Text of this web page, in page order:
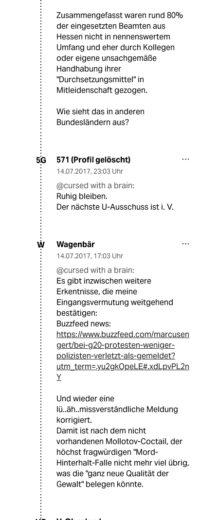
Zusammengefasst waren rund 80%
der eingesetzten Beamten aus
Hessen nicht in nennenswertem
Umfang und eher durch Kollegen
oder eigene unsachgemäße
Handhabung ihrer
"Durchsetzungsmittel" in
Mitleidenschaft gezogen.
Wie sieht das in anderen
Bundesländern aus?
5G 571 (Profil gelöscht)
14.07.2017, 23:03 Uhr
@cursed with a brain:
Ruhig bleiben.
Der nächste U-Ausschuss ist i. V.
W Wagenbär
14.07.2017, 17:03 Uhr
@cursed with a brain:
Es gibt inzwischen weitere
Erkentnisse, die meine
Eingangsvermutung weitgehend
bestätigen:
Buzzfeed news:
https://www.buzzfeed.com/marcusen
gert/bei-g20-protesten-weniger-
polizisten-verletzt-als-gemeldet?
utm_term=.yu2gkOpeLE#.xdLpvPL2n
Y
Und wieder eine
lü..äh..missverständliche Meldung
korrigiert.
Damit ist nach dem nicht
vorhandenen Mollotov-Coctail, der
höchst fragwürdigen "Mord-
Hinterhalt-Falle nicht mehr viel übrig,
was die "ganz neue Qualität der
Gewalt" belegen könnte.